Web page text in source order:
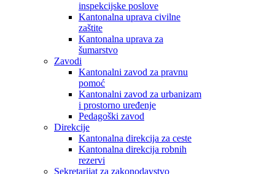
inspekcijske poslove
Kantonalna uprava civilne
zaštite
Kantonalna uprava za
šumarstvo
Zavodi
Kantonalni zavod za pravnu
pomoć
Kantonalni zavod za urbanizam
i prostorno uređenje
Pedagoški zavod
Direkcije
Kantonalna direkcija za ceste
Kantonalna direkcija robnih
rezervi
Sekretarijat za zakonodavstvo